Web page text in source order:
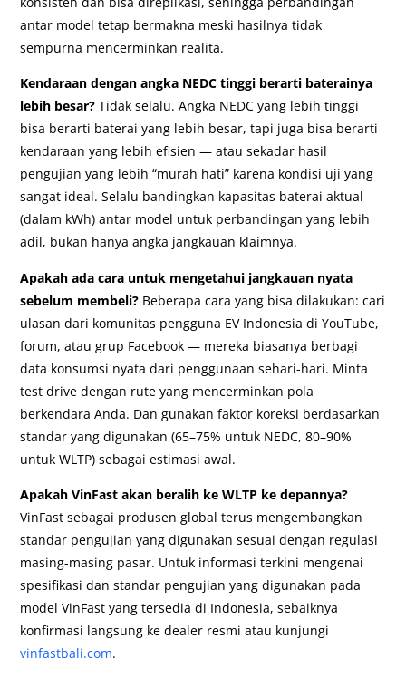
antar model tetap bermakna meski hasilnya tidak
sempurna mencerminkan realita.
Kendaraan dengan angka NEDC tinggi berarti baterainya
lebih besar? Tidak selalu. Angka NEDC yang lebih tinggi
bisa berarti baterai yang lebih besar, tapi juga bisa berarti
kendaraan yang lebih efisien — atau sekadar hasil
pengujian yang lebih “murah hati” karena kondisi uji yang
sangat ideal. Selalu bandingkan kapasitas baterai aktual
(dalam kWh) antar model untuk perbandingan yang lebih
adil, bukan hanya angka jangkauan klaimnya.
Apakah ada cara untuk mengetahui jangkauan nyata
sebelum membeli? Beberapa cara yang bisa dilakukan: cari
ulasan dari komunitas pengguna EV Indonesia di YouTube,
forum, atau grup Facebook — mereka biasanya berbagi
data konsumsi nyata dari penggunaan sehari-hari. Minta
test drive dengan rute yang mencerminkan pola
berkendara Anda. Dan gunakan faktor koreksi berdasarkan
standar yang digunakan (65–75% untuk NEDC, 80–90%
untuk WLTP) sebagai estimasi awal.
Apakah VinFast akan beralih ke WLTP ke depannya?
VinFast sebagai produsen global terus mengembangkan
standar pengujian yang digunakan sesuai dengan regulasi
masing-masing pasar. Untuk informasi terkini mengenai
spesifikasi dan standar pengujian yang digunakan pada
model VinFast yang tersedia di Indonesia, sebaiknya
konfirmasi langsung ke dealer resmi atau kunjungi
vinfastbali.com.